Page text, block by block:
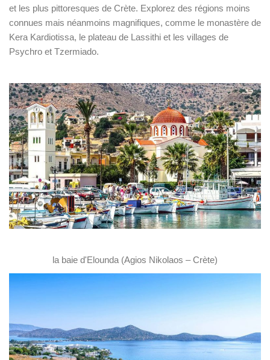
et les plus pittoresques de Crète. Explorez des régions moins
connues mais néanmoins magnifiques, comme le monastère de
Kera Kardiotissa, le plateau de Lassithi et les villages de
Psychro et Tzermiado.
la baie d'Elounda (Agios Nikolaos – Crète)